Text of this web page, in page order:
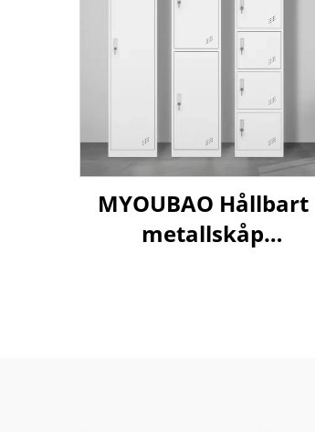
MYOUBAO Hållbart
metallskåp